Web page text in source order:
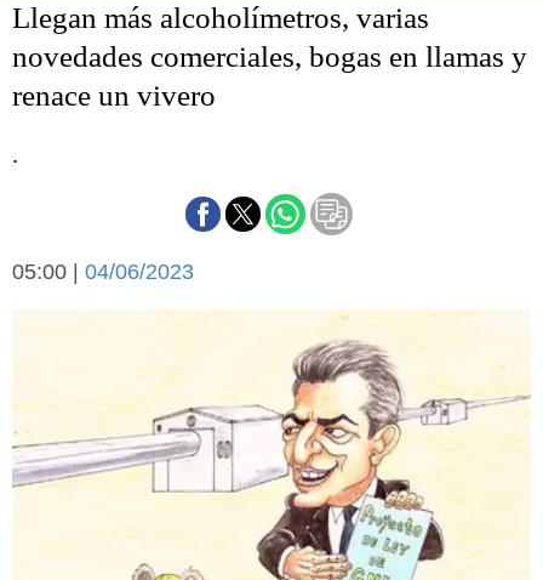
El mundo
Seguridad
Opinión
Fútbol
Federal A
Arte y cultura
Cines
Economía y campo
Economía y finanzas
Con el campo
Espacio empresas
Sociedad y tiempo
libre
Sociedad
Tecnología
Turismo
Salud
Es viral
Llegan más alcoholímetros, varias
novedades comerciales, bogas en llamas y
renace un vivero
.
05:00 | 04/06/2023